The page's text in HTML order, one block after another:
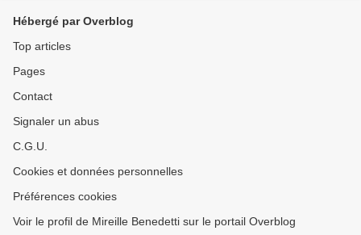
Hébergé par Overblog
Top articles
Pages
Contact
Signaler un abus
C.G.U.
Cookies et données personnelles
Préférences cookies
Voir le profil de Mireille Benedetti sur le portail Overblog